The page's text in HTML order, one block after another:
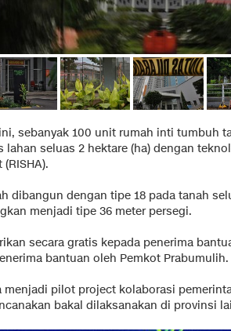
sebanyak 100 unit rumah inti tumbuh
lahan seluas 2 hektare (ha) dengan
dibangun dengan tipe 18 pada tanah
menjadi tipe 36 meter persegi.
secara gratis kepada penerima
bantuan oleh Pemkot Prabumulih.
menjadi pilot project kolaborasi
bakal dilaksanakan di provinsi